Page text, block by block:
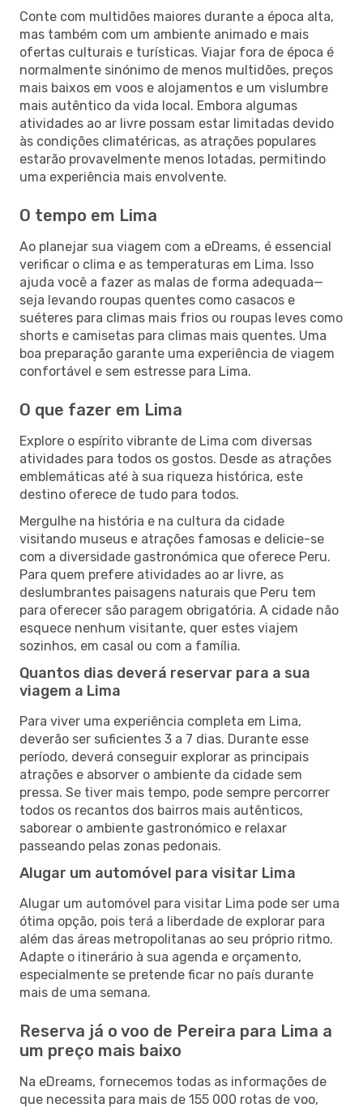
Conte com multidões maiores durante a época alta,
mas também com um ambiente animado e mais
ofertas culturais e turísticas. Viajar fora de época é
normalmente sinónimo de menos multidões, preços
mais baixos em voos e alojamentos e um vislumbre
mais autêntico da vida local. Embora algumas
atividades ao ar livre possam estar limitadas devido
às condições climatéricas, as atrações populares
estarão provavelmente menos lotadas, permitindo
uma experiência mais envolvente.
O tempo em Lima
Ao planejar sua viagem com a eDreams, é essencial
verificar o clima e as temperaturas em Lima. Isso
ajuda você a fazer as malas de forma adequada—
seja levando roupas quentes como casacos e
suéteres para climas mais frios ou roupas leves como
shorts e camisetas para climas mais quentes. Uma
boa preparação garante uma experiência de viagem
confortável e sem estresse para Lima.
O que fazer em Lima
Explore o espírito vibrante de Lima com diversas
atividades para todos os gostos. Desde as atrações
emblemáticas até à sua riqueza histórica, este
destino oferece de tudo para todos.
Mergulhe na história e na cultura da cidade
visitando museus e atrações famosas e delicie-se
com a diversidade gastronómica que oferece Peru.
Para quem prefere atividades ao ar livre, as
deslumbrantes paisagens naturais que Peru tem
para oferecer são paragem obrigatória. A cidade não
esquece nenhum visitante, quer estes viajem
sozinhos, em casal ou com a família.
Quantos dias deverá reservar para a sua
viagem a Lima
Para viver uma experiência completa em Lima,
deverão ser suficientes 3 a 7 dias. Durante esse
período, deverá conseguir explorar as principais
atrações e absorver o ambiente da cidade sem
pressa. Se tiver mais tempo, pode sempre percorrer
todos os recantos dos bairros mais autênticos,
saborear o ambiente gastronómico e relaxar
passeando pelas zonas pedonais.
Alugar um automóvel para visitar Lima
Alugar um automóvel para visitar Lima pode ser uma
ótima opção, pois terá a liberdade de explorar para
além das áreas metropolitanas ao seu próprio ritmo.
Adapte o itinerário à sua agenda e orçamento,
especialmente se pretende ficar no país durante
mais de uma semana.
Reserva já o voo de Pereira para Lima a
um preço mais baixo
Na eDreams, fornecemos todas as informações de
que necessita para mais de 155 000 rotas de voo,